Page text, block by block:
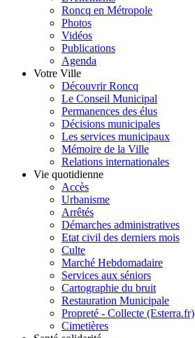
Roncq en Métropole
Photos
Vidéos
Publications
Agenda
Votre Ville
Découvrir Roncq
Le Conseil Municipal
Permanences des élus
Décisions municipales
Les services municipaux
Mémoire de la Ville
Relations internationales
Vie quotidienne
Accès
Urbanisme
Arrêtés
Démarches administratives
Etat civil des derniers mois
Culte
Marché Hebdomadaire
Services aux séniors
Cartographie du bruit
Restauration Municipale
Propreté - Collecte (Esterra.fr)
Cimetières